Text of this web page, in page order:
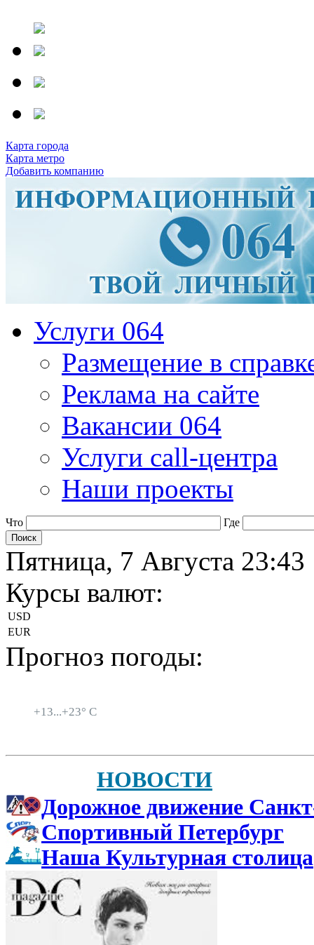
Карта города
Карта метро
Добавить компанию
Услуги 064
Размещение в
Реклама на сайте
Вакансии 064
Услуги call-центра
Наши проекты
Что Где
Пятница, 7 Августа 23:43
Курсы валют:
USD
EUR
Прогноз погоды:
+13...+23° C
НОВОСТИ
Дорожное движение
Спортивный Петербург
Наша Культурная столица